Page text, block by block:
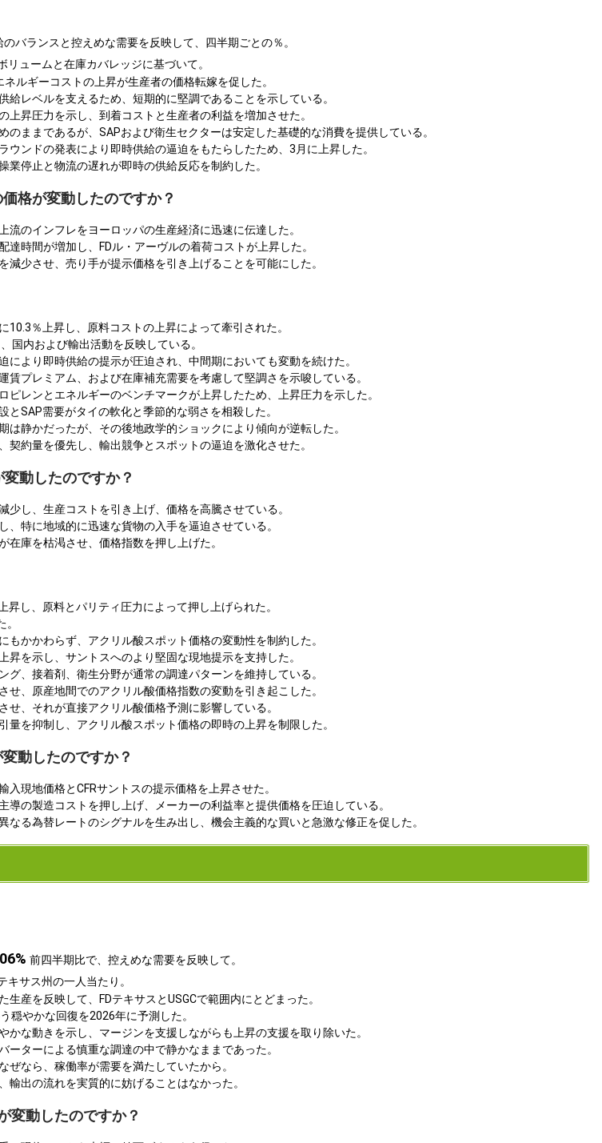
のバランスと控えめな需要を反映して、四半期ごとの％。
リュームと在庫カバレッジに基づいて。
ルギーコストの上昇が生産者の価格転嫁を促した。
レベルを支えるため、短期的に堅調であることを示している。
昇圧力を示し、到着コストと生産者の利益を増加させた。
ままであるが、SAPおよび衛生セクターは安定した基礎的な消費を提供している。
ンドの発表により即時供給の逼迫をもたらしたため、3月に上昇した。
停止と物流の遅れが即時の供給反応を制約した。
格が変動したのですか？
のインフレをヨーロッパの生産経済に迅速に伝達した。
時間が増加し、FDル・アーヴルの着荷コストが上昇した。
少させ、売り手が提示価格を引き上げることを可能にした。
％上昇し、原料コストの上昇によって牽引された。
国内および輸出活動を反映している。
より即時供給の提示が圧迫され、中間期においても変動を続けた。
プレミアム、および在庫補充需要を考慮して堅調さを示唆している。
レンとエネルギーのベンチマークが上昇したため、上昇圧力を示した。
SAP需要がタイの軟化と季節的な弱さを相殺した。
静かだったが、その後地政学的ショックにより傾向が逆転した。
約量を優先し、輸出競争とスポットの逼迫を激化させた。
動したのですか？
し、生産コストを引き上げ、価格を高騰させている。
特に地域的に迅速な貨物の入手を逼迫させている。
庫を枯渇させ、価格指数を押し上げた。
し、原料とパリティ圧力によって押し上げられた。
かかわらず、アクリル酸スポット価格の変動性を制約した。
を示し、サントスへのより堅固な現地提示を支持した。
、接着剤、衛生分野が通常の調達パターンを維持している。
、原産地間でのアクリル酸価格指数の変動を引き起こした。
、それが直接アクリル酸価格予測に影響している。
を抑制し、アクリル酸スポット価格の即時の上昇を制限した。
動したのですか？
現地価格とCFRサントスの提示価格を上昇させた。
の製造コストを押し上げ、メーカーの利益率と提供価格を圧迫している。
る為替レートのシグナルを生み出し、機会主義的な買いと急激な修正を促した。
前四半期比で、控えめな需要を反映して。
キサス州の一人当たり。
産を反映して、FDテキサスとUSGCで範囲内にとどまった。
穏やかな回復を2026年に予測した。
な動きを示し、マージンを支援しながらも上昇の支援を取り除いた。
ターによる慎重な調達の中で静かなままであった。
なら、稼働率が需要を満たしていたから。
出の流れを実質的に妨げることはなかった。
変動したのですか？